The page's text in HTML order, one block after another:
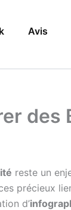
Avis
des
reste un
précieux
d’